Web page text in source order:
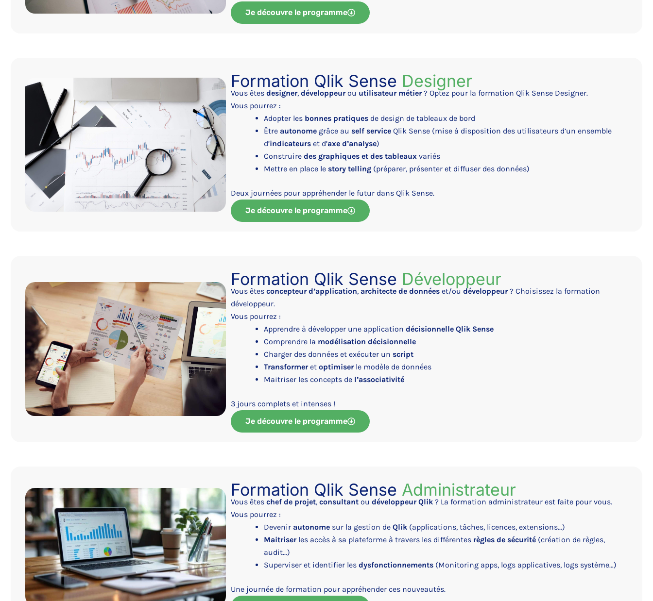
Je découvre le programme
Formation Qlik Sense Designer
Vous êtesdesigner,développeurou utilisateur métier? Optez pour la formation Qlik Sense Designer.
Vous pourrez :
Adopter les bonnes pratiques de design de tableaux de bord
Être autonome grâce au self service Qlik Sense (mise à disposition des utilisateurs d’un ensemble
d’indicateurs et d’axe d’analyse)
Construiredes graphiques et des tableauxvariés
Mettre en place le story telling (préparer, présenter et diffuser des données)
Deux journées pour appréhender le futur dans Qlik Sense.
Je découvre le programme
Formation Qlik Sense Développeur
Vous êtesconcepteur d’application, architecte de données et/oudéveloppeur? Choisissez la formation
développeur.
Vous pourrez :
Apprendre à développer une applicationdécisionnelle Qlik Sense
Comprendre la modélisation décisionnelle
Charger des données et exécuter un script
Transformeretoptimiserle modèle de données
Maitriser les concepts de l’associativité
3 jours complets et intenses !
Je découvre le programme
Formation Qlik Sense Administrateur
Vous êteschef de projet,consultant oudéveloppeur Qlik ? La formation administrateur est faite pour vous.
Vous pourrez :
Devenir autonome sur la gestion deQlik (applications, tâches, licences, extensions…)
Maitriserles accès à sa plateforme à travers les différentes règles de sécurité (création de règles,
audit…)
Superviser et identifier lesdysfonctionnements (Monitoring apps, logs applicatives, logs système…)
Une journée de formation pour appréhender ces nouveautés.